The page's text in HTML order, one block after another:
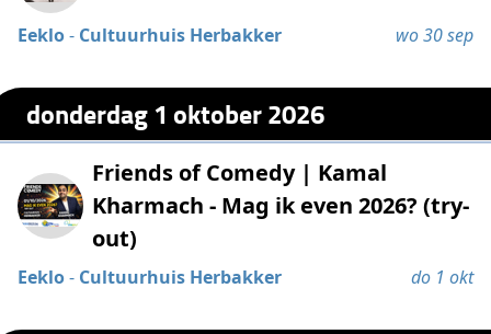
Eeklo- Cultuurhuis Herbakker wo 30 sep
donderdag 1 oktober 2026
Friends of Comedy | Kamal
Kharmach - Mag ik even 2026? (try-
out)
Eeklo- Cultuurhuis Herbakker do 1 okt